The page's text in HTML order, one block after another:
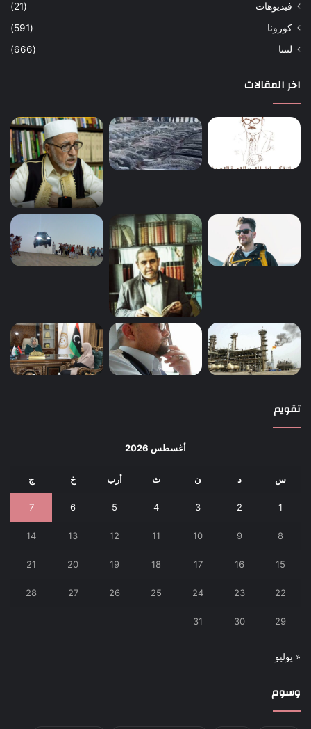
فيديوهات
(21)
كورونا
(591)
ليبيا
(666)
اخر المقالات
تقويم
أغسطس 2026
س د ن ث أرب خ ج
1
2
3
4
5
6
7
8
9
10
11
12
13
14
15
16
17
18
19
20
21
22
23
24
25
26
27
28
29
30
31
« يوليو
وسوم